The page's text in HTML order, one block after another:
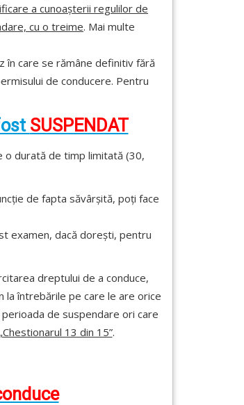
a cunoașterii regulilor de
cu o treime. Mai multe
în care se rămâne definitiv fără
de conducere. Pentru
SUSPENDAT
o durată de timp limitată (30,
de fapta săvârșită, poți face
examen, dacă dorești, pentru
dreptului de a conduce,
la întrebările pe care le are orice
de suspendare ori care
13 din 15”.